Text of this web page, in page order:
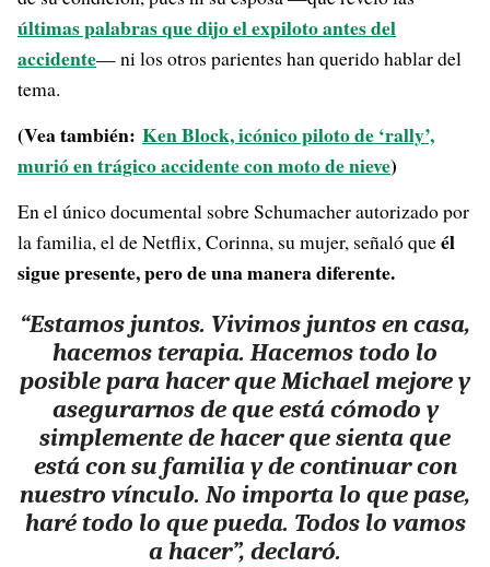
últimas palabras que dijo el expiloto antes del
accidente— ni los otros parientes han querido hablar del
tema.
(Vea también: Ken Block, icónico piloto de ‘rally’,
murió en trágico accidente con moto de nieve)
En el único documental sobre Schumacher autorizado por
la familia, el de Netflix, Corinna, su mujer, señaló queél
sigue presente, pero de una manera diferente.
“Estamos juntos. Vivimos juntos en casa,
hacemos terapia. Hacemos todo lo
posible para hacer que Michael mejore y
asegurarnos de que está cómodo y
simplemente de hacer que sienta que
está con su familia y de continuar con
nuestro vínculo. No importa lo que pase,
haré todo lo que pueda. Todos lo vamos
a hacer”, declaró.